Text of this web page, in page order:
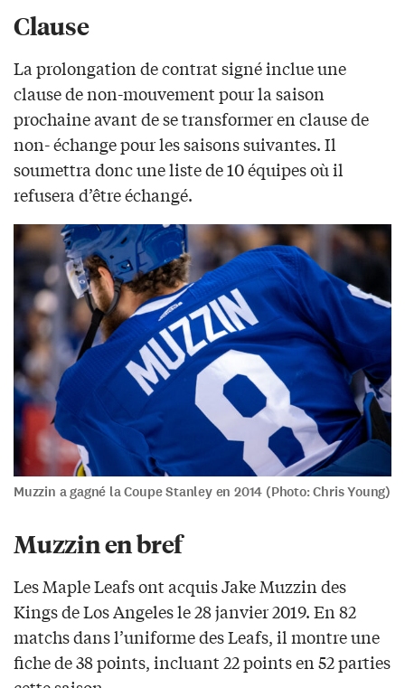
Clause
La prolongation de contrat signé inclue une
clause de non-mouvement pour la saison
prochaine avant de se transformer en clause de
non- échange pour les saisons suivantes. Il
soumettra donc une liste de 10 équipes où il
refusera d’être échangé.
Muzzin a gagné la Coupe Stanley en 2014 (Photo: Chris Young)
Muzzin en bref
Les Maple Leafs ont acquis Jake Muzzin des
Kings de Los Angeles le 28 janvier 2019. En 82
matchs dans l’uniforme des Leafs, il montre une
fiche de 38 points, incluant 22 points en 52 parties